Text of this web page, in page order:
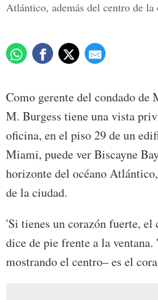
Atlántico, además del centro de la
Como gerente del condado de
M. Burgess tiene una vista
oficina, en el piso 29 de un
Miami, puede ver Biscayne
horizonte del océano
de la ciudad.
'Si tienes un corazón fuerte, el
dice de pie frente a la ventana.
mostrando el centro– es el